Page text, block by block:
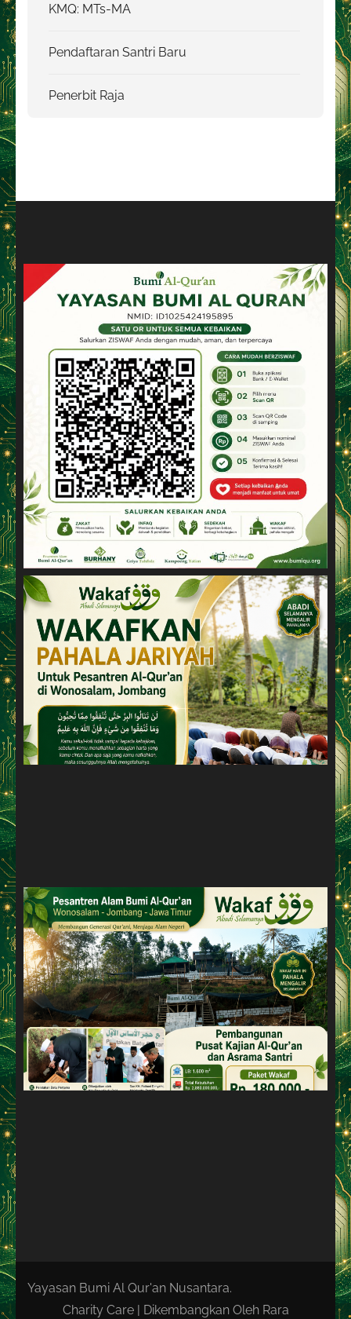
KMQ: MTs-MA
Pendaftaran Santri Baru
Penerbit Raja
Yayasan Bumi Al Qur'an Nusantara.
Charity Care | Dikembangkan Oleh Rara